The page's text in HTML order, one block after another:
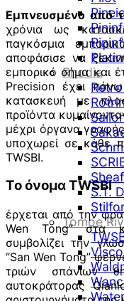
Rhodia
Sailor
S.T.
Tomoe
Εμπνευσμένο από
χρόνια ως
παγκόσμια
αποφάσισε να
εμπορικό σήμα και
Precision έχει
κατασκευή με
προϊόντα
μέχρι όργανα
υποχωρεί σε κάθε
TWSBI.
Το όνομα TWSBI
έρχεται από την
Wen Tong” στα
συμβολίζει την
“San Wen Tong”
τριών σπάνιων
αυτοκράτορας